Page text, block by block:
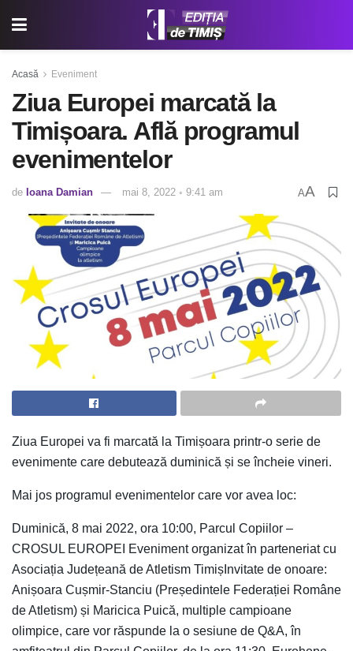
Acasă Eveniment
Ziua Europei marcată la
Timișoara. Află programul
evenimentelor
de Ioana Damian mai 8, 2022 ◦ 9:41 am AA
Ziua Europei va fi marcată la Timișoara printr-o serie de
evenimente care debutează duminică și se încheie vineri.
Mai jos programul evenimentelor care vor avea loc:
Duminică, 8 mai 2022, ora 10:00, Parcul Copiilor –
CROSUL EUROPEI Eveniment organizat în parteneriat cu
Asociația Județeană de Atletism TimișInvitate de onoare:
Anișoara Cușmir-Stanciu (Președintele Federației Române
de Atletism) și Maricica Puică, multiple campioane
olimpice, care vor răspunde la o sesiune de Q&A, în